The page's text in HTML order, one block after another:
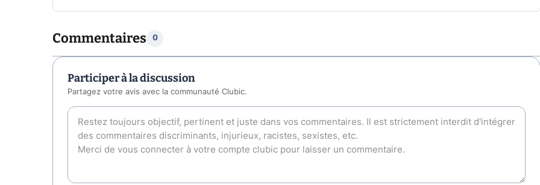
Commentaires 0
Participer à la discussion
Partagez votre avis avec la communauté Clubic.